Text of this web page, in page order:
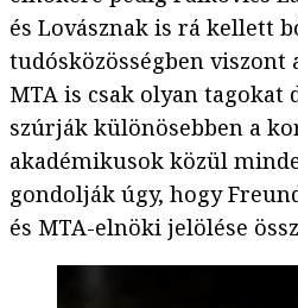
és Lovásznak is rá kellett
tudósközösségben viszont
MTA is csak olyan tagokat
szúrják különösebben a
akadémikusok közül
gondolják úgy, hogy
és MTA-elnöki jelölése